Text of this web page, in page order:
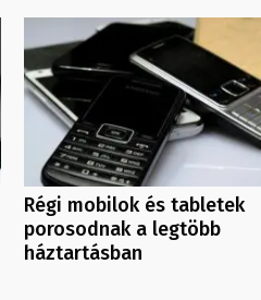
Régi mobilok és tabletek
porosodnak a legtöbb
háztartásban